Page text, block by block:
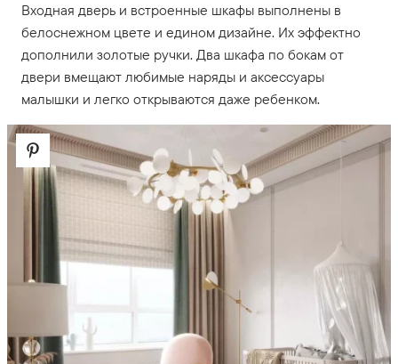
Входная дверь и встроенные шкафы выполнены в
белоснежном цвете и едином дизайне. Их эффектно
дополнили золотые ручки. Два шкафа по бокам от
двери вмещают любимые наряды и аксессуары
малышки и легко открываются даже ребенком.